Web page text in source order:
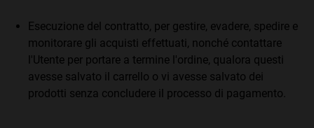
Esecuzione del contratto, per gestire, evadere, spedire e
monitorare gli acquisti effettuati, nonché contattare
l'Utente per portare a termine l'ordine, qualora questi
avesse salvato il carrello o vi avesse salvato dei
prodotti senza concludere il processo di pagamento.